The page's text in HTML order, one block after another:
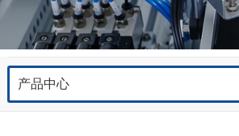
产品中心